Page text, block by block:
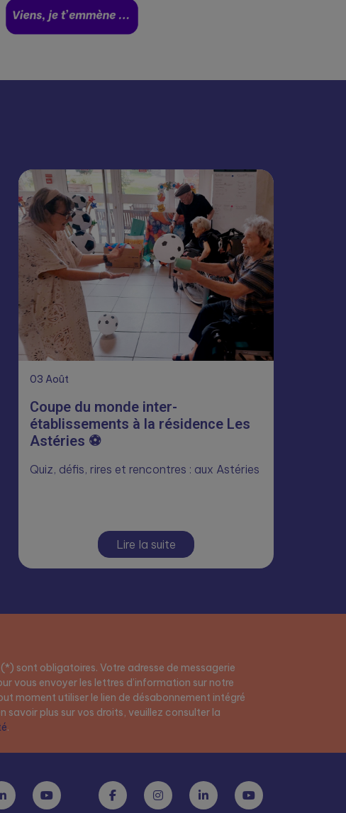
03 Août
Coupe du monde inter-
établissements à la résidence Les
Astéries ⚽
Quiz, défis, rires et rencontres : aux Astéries
Lire la suite
sont obligatoires. Votre adresse de messagerie
vous envoyer les lettres d’information sur notre
moment utiliser le lien de désabonnement intégré
savoir plus sur vos droits, veuillez consulter la
.